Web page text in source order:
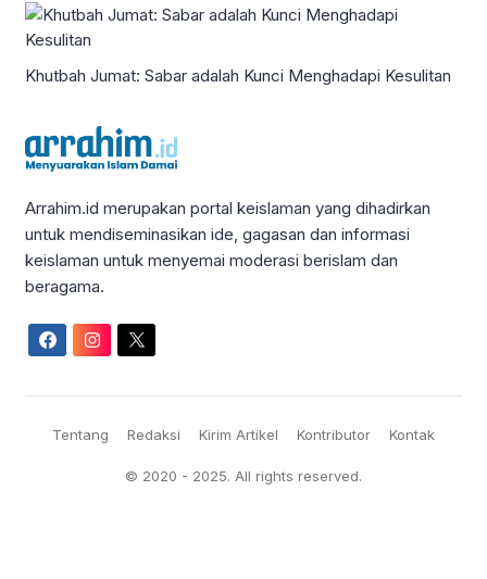
Khutbah Jumat: Sabar adalah Kunci Menghadapi Kesulitan
Arrahim.id merupakan portal keislaman yang dihadirkan
untuk mendiseminasikan ide, gagasan dan informasi
keislaman untuk menyemai moderasi berislam dan
beragama.
Tentang Redaksi Kirim Artikel Kontributor Kontak
© 2020 - 2025. All rights reserved.